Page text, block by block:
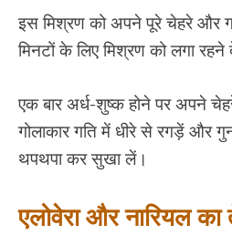
इस मिश्रण को अपने पूरे चेहरे और
मिनटों के लिए मिश्रण को लगा रहने
एक बार अर्ध-शुष्क होने पर अपने
गोलाकार गति में धीरे से रगड़ें और
थपथपा कर सुखा लें।
एलोवेरा और नारियल